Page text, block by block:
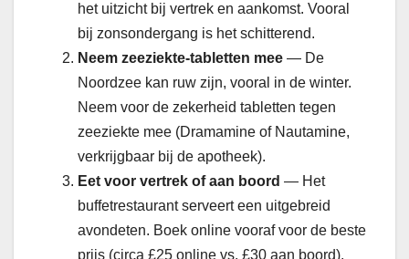
het uitzicht bij vertrek en aankomst. Vooral
bij zonsondergang is het schitterend.
Neem zeeziekte-tabletten mee — De
Noordzee kan ruw zijn, vooral in de winter.
Neem voor de zekerheid tabletten tegen
zeeziekte mee (Dramamine of Nautamine,
verkrijgbaar bij de apotheek).
Eet voor vertrek of aan boord — Het
buffetrestaurant serveert een uitgebreid
avondeten. Boek online vooraf voor de beste
prijs (circa £25 online vs. £30 aan boord).